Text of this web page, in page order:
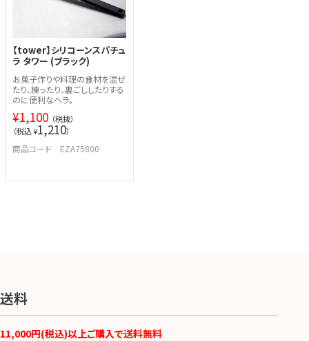
【tower】シリコーンスパチュ
ラ タワー (ブラック)
お菓子作りや料理の食材を混ぜ
たり、練ったり、裏ごししたりする
のに便利なヘラ。
¥1,100 （税抜）
（税込 ¥1,210）
商品コード EZA75800
送料
11,000円(税込)以上ご購入で送料無料